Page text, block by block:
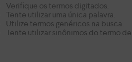
Verifique os termos digitados.
Tente utilizar uma única palavra.
Utilize termos genéricos na busca.
Tente utilizar sinônimos do termo